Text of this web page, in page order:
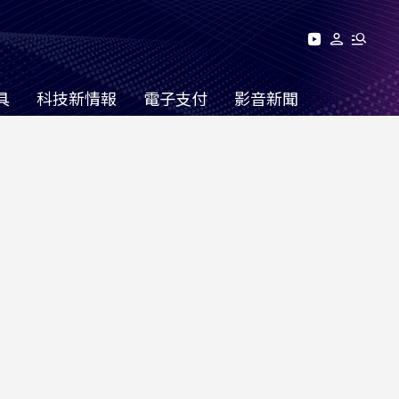
科技新情報 電子支付 影音新聞